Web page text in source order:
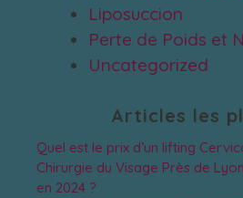
Liposuccion
Perte de Poids et
Uncategorized
Articles les
Quel est le prix d’un lifting
Chirurgie du Visage Près de
en 2024 ?